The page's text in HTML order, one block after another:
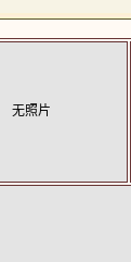
无照片